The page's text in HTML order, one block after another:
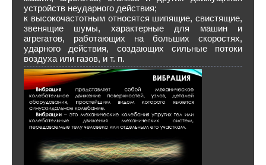
устройств неударного действия;
к высокочастотным относятся шипящие, свистящие,
звенящие шумы, характерные для машин и
агрегатов, работающих на больших скоростях,
ударного действия, создающих сильные потоки
воздуха или газов, и т. п.